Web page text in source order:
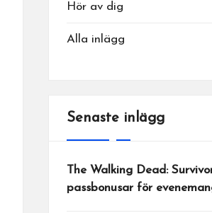
Hör av dig
Alla inlägg
Senaste inlägg
The Walking Dead:
passbonusar för